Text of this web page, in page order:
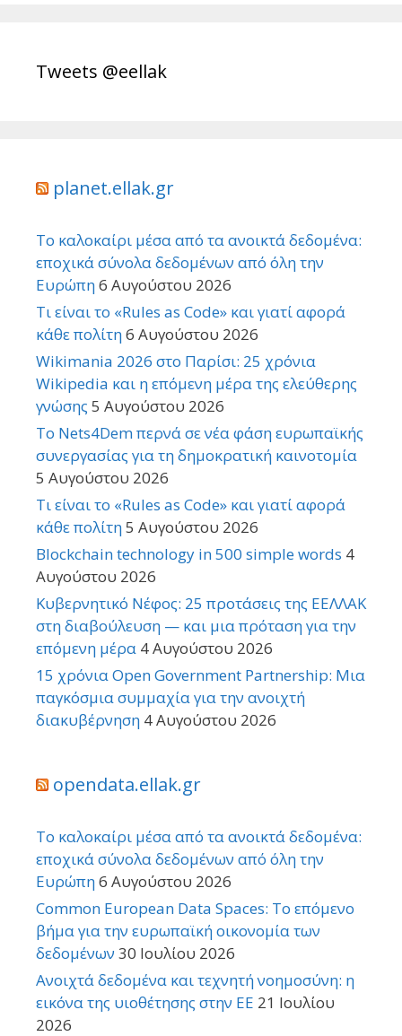
Tweets @eellak
planet.ellak.gr
Το καλοκαίρι μέσα από τα ανοικτά δεδομένα:
εποχικά σύνολα δεδομένων από όλη την
Ευρώπη6 Αυγούστου 2026
Τι είναι το «Rules as Code» και γιατί αφορά
κάθε πολίτη6 Αυγούστου 2026
Wikimania 2026 στο Παρίσι: 25 χρόνια
Wikipedia και η επόμενη μέρα της ελεύθερης
γνώσης 5 Αυγούστου 2026
Το Nets4Dem περνά σε νέα φάση ευρωπαϊκής
συνεργασίας για τη δημοκρατική καινοτομία
5 Αυγούστου 2026
Τι είναι το «Rules as Code» και γιατί αφορά
κάθε πολίτη5 Αυγούστου 2026
Blockchain technology in 500 simple words 4
Αυγούστου 2026
Κυβερνητικό Νέφος: 25 προτάσεις της ΕΕΛΛΑΚ
στη διαβούλευση — και μια πρόταση για την
επόμενη μέρα 4 Αυγούστου 2026
15 χρόνια Open Government Partnership: Μια
παγκόσμια συμμαχία για την ανοιχτή
διακυβέρνηση 4 Αυγούστου 2026
opendata.ellak.gr
Το καλοκαίρι μέσα από τα ανοικτά δεδομένα:
εποχικά σύνολα δεδομένων από όλη την
Ευρώπη6 Αυγούστου 2026
Common European Data Spaces: Το επόμενο
βήμα για την ευρωπαϊκή οικονομία των
δεδομένων 30 Ιουλίου 2026
Ανοιχτά δεδομένα και τεχνητή νοημοσύνη: η
εικόνα της υιοθέτησης στην ΕΕ 21 Ιουλίου
2026